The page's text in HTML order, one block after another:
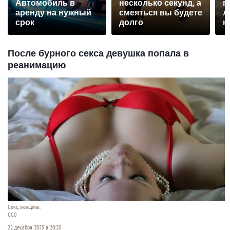
Автомобиль в
аренду на нужный
срок
несколько секунд, а
смеяться вы будете
долго
После бурного секса девушка попала в
реанимацию
Секс, женщина.
СС0
22 декабря 2025 в 20:20